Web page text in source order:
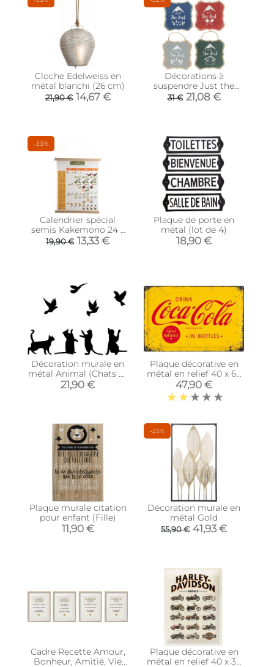
Cloche Edelweiss en
métal blanchi (26 cm)
21,90 € 14,67 €
Décorations à
suspendre Just the
best (Lot de 4)
31 € 21,08 €
-33%
Calendrier spécial
semis Kakemono 24 x
50 cm
19,90 € 13,33 €
Plaque de porte en
métal (lot de 4)
18,90 €
Décoration murale en
métal Animal (Chats et
oiseaux)
21,90 €
Plaque décorative en
métal en relief 40 x 60
cm (Coca Cola)
47,90 €
Plaque murale citation
pour enfant (Fille)
11,90 €
-25%
Décoration murale en
métal Gold
55,90 € 41,93 €
Cadre Recette Amour,
Bonheur, Amitié, Vie
Plaque décorative en
métal en relief 40 x 30